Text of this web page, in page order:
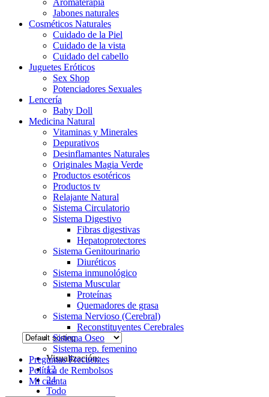
Aromaterapia
Jabones naturales
Cosméticos Naturales
Cuidado de la Piel
Cuidado de la vista
Cuidado del cabello
Juguetes Eróticos
Sex Shop
Potenciadores Sexuales
Lencería
Baby Doll
Medicina Natural
Vitaminas y Minerales
Depurativos
Desinflamantes Naturales
Originales Magia Verde
Productos esotéricos
Productos tv
Relajante Natural
Sistema Circulatorio
Sistema Digestivo
Fibras digestivas
Hepatoprotectores
Sistema Genitourinario
Diuréticos
Sistema inmunológico
Sistema Muscular
Proteínas
Quemadores de grasa
Sistema Nervioso (Cerebral)
Reconstituyentes Cerebrales
Sistema Oseo
Sistema rep. femenino
Preguntas Frecuentes
Política de Rembolsos
Mi cuenta
Visualización:
12
24
Todo